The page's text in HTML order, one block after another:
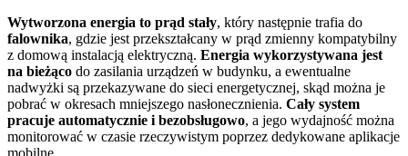
Wytworzona energia to prąd stały, który następnie trafia do
falownika, gdzie jest przekształcany w prąd zmienny kompatybilny
z domową instalacją elektryczną. Energia wykorzystywana jest
na bieżąco do zasilania urządzeń w budynku, a ewentualne
nadwyżki są przekazywane do sieci energetycznej, skąd można je
pobrać w okresach mniejszego nasłonecznienia. Cały system
pracuje automatycznie i bezobsługowo, a jego wydajność można
monitorować w czasie rzeczywistym poprzez dedykowane aplikacje
mobilne.